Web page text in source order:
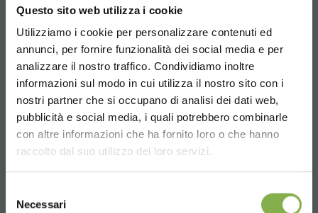
Questo sito web utilizza i cookie
Utilizziamo i cookie per personalizzare contenuti ed
annunci, per fornire funzionalità dei social media e per
analizzare il nostro traffico. Condividiamo inoltre
informazioni sul modo in cui utilizza il nostro sito con i
nostri partner che si occupano di analisi dei dati web,
pubblicità e social media, i quali potrebbero combinarle
con altre informazioni che ha fornito loro o che hanno
raccolto dal suo utilizzo dei loro servizi.
delNecessari
Choose the country you are in and your
language for a better browsing experience